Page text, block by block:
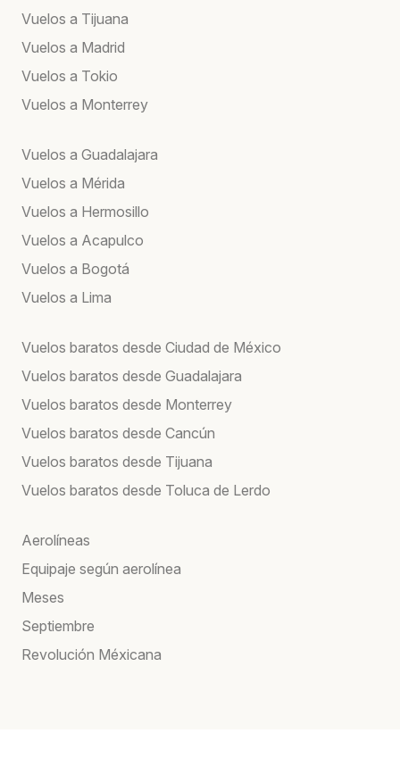
Vuelos a Tijuana
Vuelos a Madrid
Vuelos a Tokio
Vuelos a Monterrey
Vuelos a Guadalajara
Vuelos a Mérida
Vuelos a Hermosillo
Vuelos a Acapulco
Vuelos a Bogotá
Vuelos a Lima
Vuelos baratos desde Ciudad de México
Vuelos baratos desde Guadalajara
Vuelos baratos desde Monterrey
Vuelos baratos desde Cancún
Vuelos baratos desde Tijuana
Vuelos baratos desde Toluca de Lerdo
Aerolíneas
Equipaje según aerolínea
Meses
Septiembre
Revolución Méxicana